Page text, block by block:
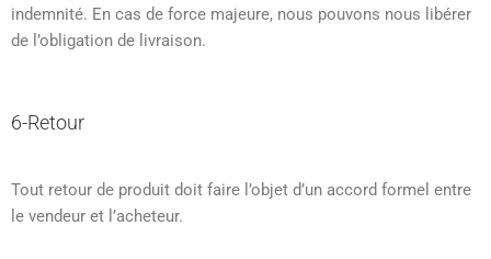
indemnité. En cas de force majeure, nous pouvons nous libérer
de l’obligation de livraison.
6-Retour
Tout retour de produit doit faire l’objet d’un accord formel entre
le vendeur et l’acheteur.